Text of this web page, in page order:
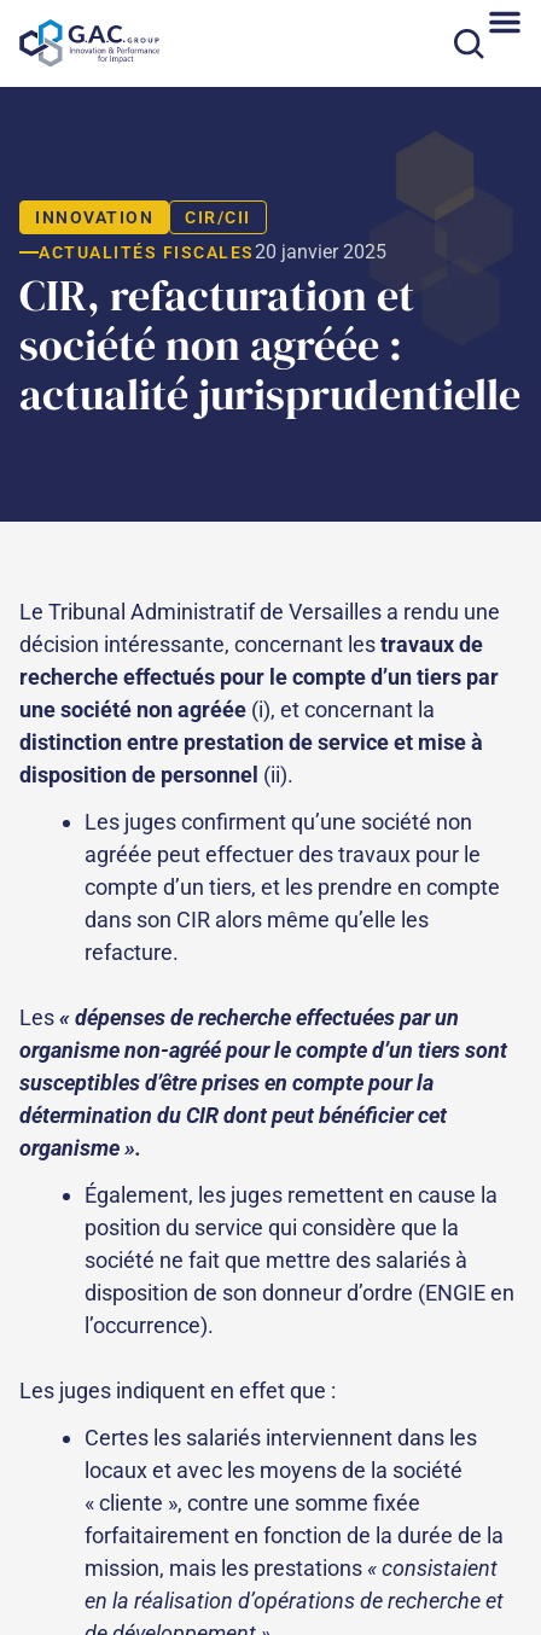
au
INNOVATION
CIR/CII
ACTUALITÉS FISCALES20 janvier 2025
CIR, refacturation et
société non agréée :
actualité jurisprudentielle
Le Tribunal Administratif de Versailles a rendu une
décision intéressante, concernant lestravaux de
recherche effectués pour le compte d’un tiers par
une société non agréée (i), et concernant la
distinction entre prestation de service et mise à
disposition de personnel (ii).
Les juges confirment qu’une société non
agréée peut effectuer des travaux pour le
compte d’un tiers, et les prendre en compte
dans son CIR alors même qu’elle les
refacture.
Les« dépenses de recherche effectuées par un
organisme non-agréé pour le compte d’un tiers sont
susceptibles d’être prises en compte pour la
détermination du CIR dont peut bénéficier cet
organisme ».
Également, les juges remettent en cause la
position du service qui considère que la
société ne fait que mettre des salariés à
disposition de son donneur d’ordre (ENGIE en
l’occurrence).
Les juges indiquent en effet que :
Certes les salariés interviennent dans les
locaux et avec les moyens de la société
« cliente », contre une somme fixée
forfaitairement en fonction de la durée de la
mission, mais les prestations« consistaient
en la réalisation d’opérations de recherche et